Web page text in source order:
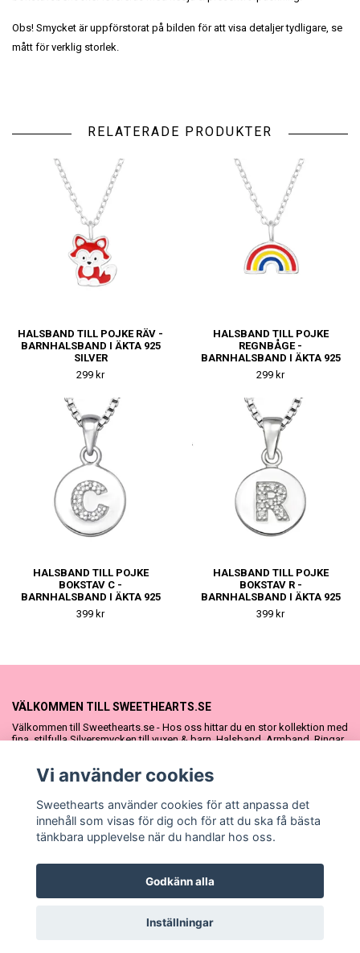
Obs! Smycket är uppförstorat på bilden för att visa detaljer tydligare, se
mått för verklig storlek.
RELATERADE PRODUKTER
HALSBAND TILL POJKE RÄV -
BARNHALSBAND I ÄKTA 925
SILVER
299 kr
HALSBAND TILL POJKE
REGNBÅGE -
BARNHALSBAND I ÄKTA 925
SILVER
299 kr
HALSBAND TILL POJKE
BOKSTAV C -
BARNHALSBAND I ÄKTA 925
SILVER
399 kr
HALSBAND TILL POJKE
BOKSTAV R -
BARNHALSBAND I ÄKTA 925
SILVER
399 kr
VÄLKOMMEN TILL SWEETHEARTS.SE
Välkommen till Sweethearts.se - Hos oss hittar du en stor kollektion med
fina, stilfulla Silversmycken till vuxen & barn. Halsband, Armband, Ringar
vår söta Sweethearts kolllektion med barnsmycken, tyllkjolar &
© Copyright Sweethearts.se
Vi använder cookies
Sweethearts använder cookies för att anpassa det
innehåll som visas för dig och för att du ska få bästa
tänkbara upplevelse när du handlar hos oss.
Godkänn alla
Inställningar